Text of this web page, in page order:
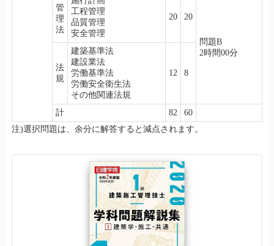
管
理
法
工程管理
品質管理
安全管理
20 20
問題B
2時間00分
法
規
建築基準法
建設業法
労働基準法
労働安全衛生法
その他関連法規
12 8
計 82
60
注)選択問題は、余分に解答すると減点されます。